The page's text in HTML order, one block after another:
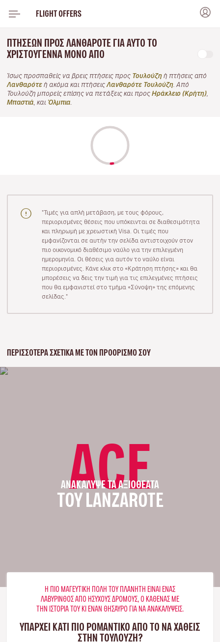
FLIGHT OFFERS
ΠΤΉΣΕΩΝ ΠΡΟΣ ΛΑΝΘΑΡΌΤΕ ΓΙΑ ΑΥΤΌ ΤΟ
ΧΡΙΣΤΟΎΓΕΝΝΑ ΜΌΝΟ ΑΠΌ
Ίσως προσπαθείς να βρεις πτήσεις προς Τουλούζη ή πτήσεις από
Λανθαρότε ή ακόμα και πτήσεις Λανθαρότε Τουλούζη . Από
Τουλούζη μπορείς επίσης να πετάξεις και προς Ηράκλειο (Κρήτη)
Μπαστιά , και Όλμπια
"Τιμές για απλή μετάβαση, με τους φόρους,
περιορισμένες θέσεις που υπόκεινται σε διαθεσιμότητα
και πληρωμή με χρεωστική Visa. Οι τιμές που
εμφανίζονται σε αυτήν την σελίδα αντιστοιχούν στον
πιο οικονομικό διαθέσιμο ναύλο για την επιλεγμένη
ημερομηνία. Οι θέσεις για αυτόν το ναύλο είναι
περιορισμένες. Κάνε κλικ στο «Κράτηση πτήσης» και θα
μπορέσεις να δεις την τιμή για τις επιλεγμένες πτήσεις
που θα εμφανιστεί στο τμήμα «Σύνοψη» της επόμενης
σελίδας."
ΠΕΡΙΣΣΌΤΕΡΑ ΣΧΕΤΙΚΆ ΜΕ ΤΟΝ ΠΡΟΟΡΙΣΜΌ ΣΟΥ
ACE
ΑΝΑΚΆΛΥΨΕ ΤΑ ΑΞΙΟΘΈΑΤΑ
ΤΟΥ LANZAROTE
Η ΠΙΟ ΜΑΓΕΥΤΙΚΉ ΠΌΛΗ ΤΟΥ ΠΛΑΝΉΤΗ ΕΊΝΑΙ ΈΝΑΣ
ΛΑΒΎΡΙΝΘΟΣ ΑΠΌ ΉΣΥΧΟΥΣ ΔΡΌΜΟΥΣ, Ο ΚΑΘΈΝΑΣ ΜΕ
ΤΗΝ ΙΣΤΟΡΊΑ ΤΟΥ ΚΙ ΈΝΑΝ ΘΗΣΑΥΡΌ ΓΙΑ ΝΑ ΑΝΑΚΑΛΎΨΕΙΣ.
ΥΠΑΡΧΕΙ ΚΑΤΙ ΠΙΟ ΡΟΜΑΝΤΙΚΟ ΑΠΟ ΤΟ ΝΑ ΧΑΘΕΙΣ
ΣΤΗΝ ΤΟΥΛΟΎΖΗ?